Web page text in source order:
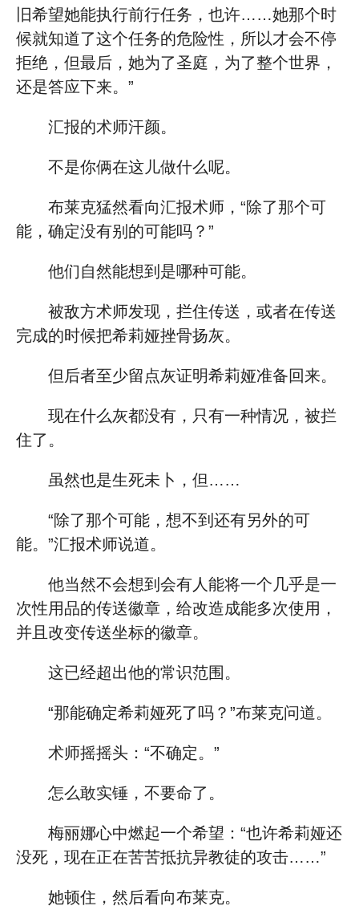
旧希望她能执行前行任务，也许……她那个时
候就知道了这个任务的危险性，所以才会不停
拒绝，但最后，她为了圣庭，为了整个世界，
还是答应下来。”
汇报的术师汗颜。
不是你俩在这儿做什么呢。
布莱克猛然看向汇报术师，“除了那个可
能，确定没有别的可能吗？”
他们自然能想到是哪种可能。
被敌方术师发现，拦住传送，或者在传送
完成的时候把希莉娅挫骨扬灰。
但后者至少留点灰证明希莉娅准备回来。
现在什么灰都没有，只有一种情况，被拦
住了。
虽然也是生死未卜，但……
“除了那个可能，想不到还有另外的可
能。”汇报术师说道。
他当然不会想到会有人能将一个几乎是一
次性用品的传送徽章，给改造成能多次使用，
并且改变传送坐标的徽章。
这已经超出他的常识范围。
“那能确定希莉娅死了吗？”布莱克问道。
术师摇摇头：“不确定。”
怎么敢实锤，不要命了。
梅丽娜心中燃起一个希望：“也许希莉娅还
没死，现在正在苦苦抵抗异教徒的攻击……”
她顿住，然后看向布莱克。